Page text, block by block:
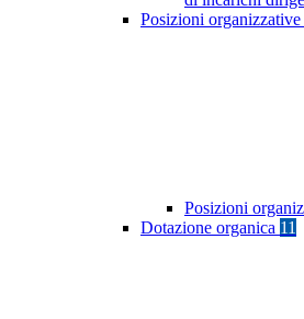
Posizioni organizzative
Posizioni
Dotazione organica 11